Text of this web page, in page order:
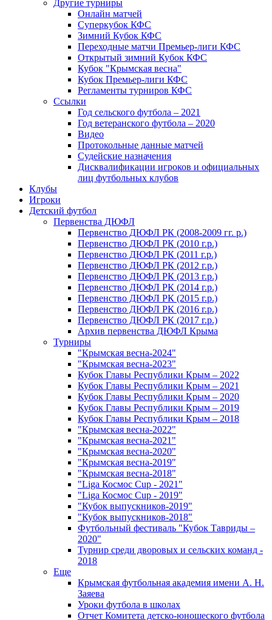
Другие турниры
Онлайн матчей
Суперкубок КФС
Зимний Кубок КФС
Переходные матчи Премьер-лиги КФС
Открытый зимний Кубок КФС
Кубок "Крымская весна"
Кубок Премьер-лиги КФС
Регламенты турниров КФС
Ссылки
Год сельского футбола – 2021
Год ветеранского футбола – 2020
Видео
Протокольные данные матчей
Судейские назначения
Дисквалификации игроков и официальных
лиц футбольных клубов
Клубы
Игроки
Детский футбол
Первенства ДЮФЛ
Первенство ДЮФЛ РК (2008-2009 гг. р.)
Первенство ДЮФЛ РК (2010 г.р.)
Первенство ДЮФЛ РК (2011 г.р.)
Первенство ДЮФЛ РК (2012 г.р.)
Первенство ДЮФЛ РК (2013 г.р.)
Первенство ДЮФЛ РК (2014 г.р.)
Первенство ДЮФЛ РК (2015 г.р.)
Первенство ДЮФЛ РК (2016 г.р.)
Первенство ДЮФЛ РК (2017 г.р.)
Архив первенства ДЮФЛ Крыма
Турниры
"Крымская весна-2024"
"Крымская весна-2023"
Кубок Главы Республики Крым – 2022
Кубок Главы Республики Крым – 2021
Кубок Главы Республики Крым – 2020
Кубок Главы Республики Крым – 2019
Кубок Главы Республики Крым – 2018
"Крымская весна-2022"
"Крымская весна-2021"
"Крымская весна-2020"
"Крымская весна-2019"
"Крымская весна-2018"
"Liga Космос Cup - 2021"
"Liga Космос Cup - 2019"
"Кубок выпускников-2019"
"Кубок выпускников-2018"
Футбольный фестиваль "Кубок Тавриды –
2020"
Турнир среди дворовых и сельских команд -
2018
Еще
Крымская футбольная академия имени А. Н.
Заяева
Уроки футбола в школах
Отчет Комитета детско-юношеского футбола